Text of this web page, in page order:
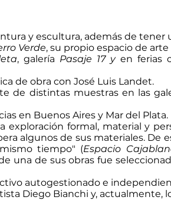
y escultura, además de tener
Verde, su propio espacio de
, galería Pasaje 17 yen ferias
de obra con José Luis Landet.
de distintas muestras en las
en Buenos Aires y Mar del Plata.
exploración formal, material y
algunos de sus materiales. De
tiempo" (Espacio
una de sus obras fue
autogestionado e
Diego Bianchi y, actualmente,